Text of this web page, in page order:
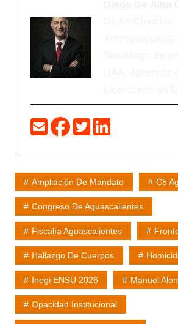
Ampliación De Mandato C5
Congreso De Aguascalientes
Fiscalía Aguascalientes
Hallazgo De Cuerpos
Inegi ENSU 2026 Manuel
Opacidad Institucional